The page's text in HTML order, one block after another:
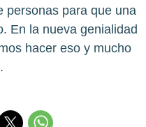
personas para que una
En la nueva genialidad
hacer eso y mucho